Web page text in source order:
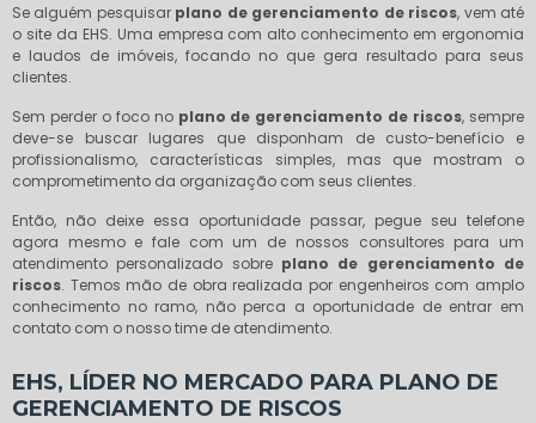
Se alguém pesquisar plano de gerenciamento de riscos, vem até
o site da EHS. Uma empresa com alto conhecimento em ergonomia
e laudos de imóveis, focando no que gera resultado para seus
clientes.
Sem perder o foco no plano de gerenciamento de riscos, sempre
deve-se buscar lugares que disponham de custo-benefício e
profissionalismo, características simples, mas que mostram o
comprometimento da organização com seus clientes.
Então, não deixe essa oportunidade passar, pegue seu telefone
agora mesmo e fale com um de nossos consultores para um
atendimento personalizado sobre plano de gerenciamento de
riscos. Temos mão de obra realizada por engenheiros com amplo
conhecimento no ramo, não perca a oportunidade de entrar em
contato com o nosso time de atendimento.
EHS, LÍDER NO MERCADO PARA PLANO DE
GERENCIAMENTO DE RISCOS